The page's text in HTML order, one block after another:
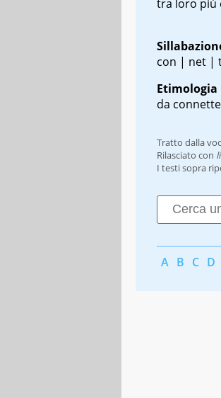
tra loro più
con | net |
Etimologia
da
Tratto dalla
Rilasciato con
I testi sopra
A B C D